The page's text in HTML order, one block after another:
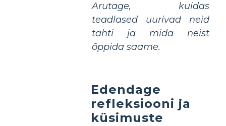
Arutage, kuidas
teadlased uurivad neid
tähti ja mida neist
õppida saame.
Edendage
refleksiooni ja
küsimuste